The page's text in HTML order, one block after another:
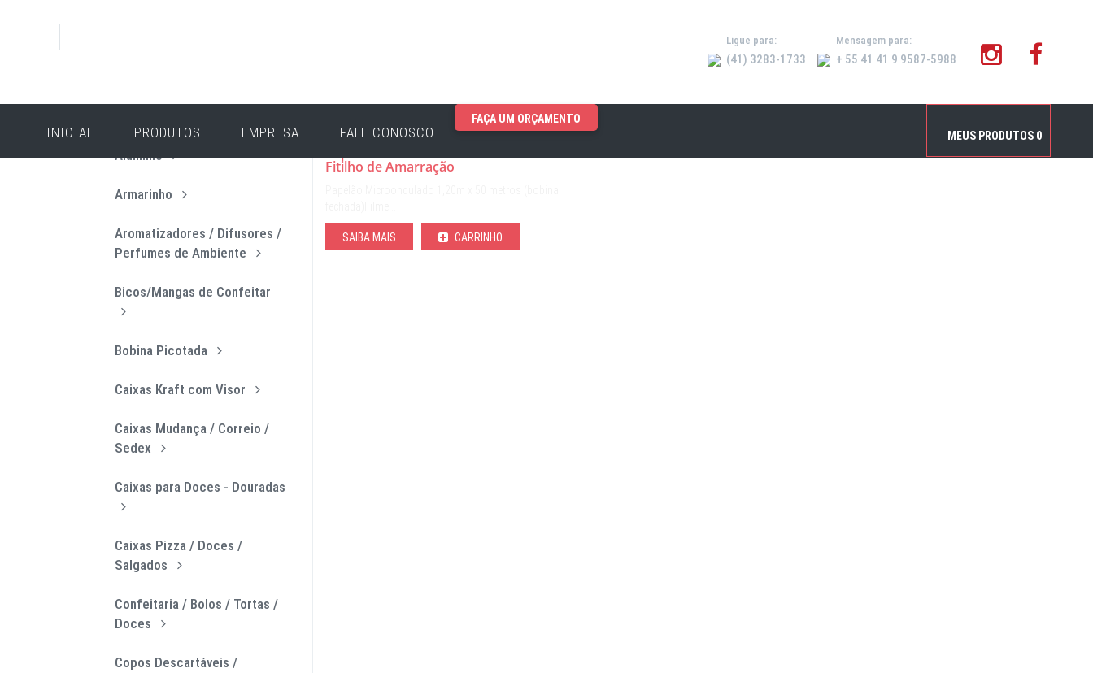
Ligue para:
(41) 3283-1733
Mensagem para:
+ 55 41 41 9 9587-5988
INICIAL PRODUTOS EMPRESA FALE CONOSCO
FAÇA UM ORÇAMENTO
MEUS PRODUTOS 0
Produtos Papelão Ondulado / Filme Stretch
CATEGORIAS
Alumínio
Armarinho
Aromatizadores / Difusores /
Perfumes de Ambiente
Bicos/Mangas de Confeitar
Bobina Picotada
Caixas Kraft com Visor
Caixas Mudança / Correio /
Sedex
Caixas para Doces - Douradas
Caixas Pizza / Doces /
Salgados
Confeitaria / Bolos / Tortas /
Doces
Copos Descartáveis /
Fitilho de Amarração
SAIBA MAIS CARRINHO